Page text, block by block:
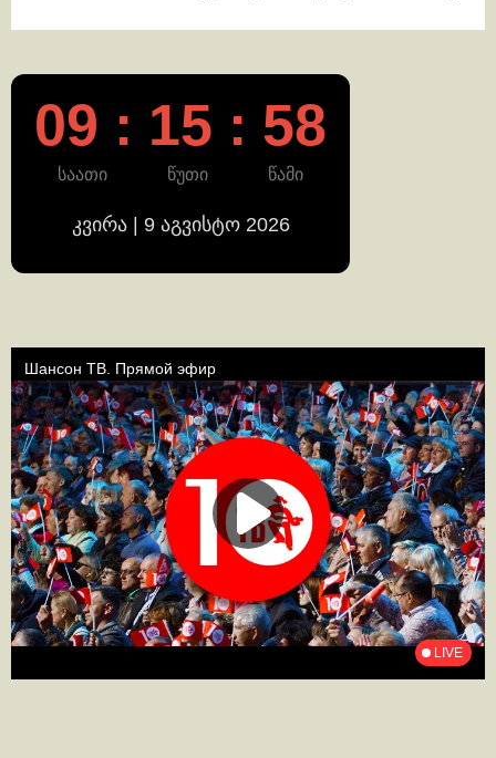
09 : 15 : 58
საათი წუთი წამი
კვირა | 9 აგვისტო 2026